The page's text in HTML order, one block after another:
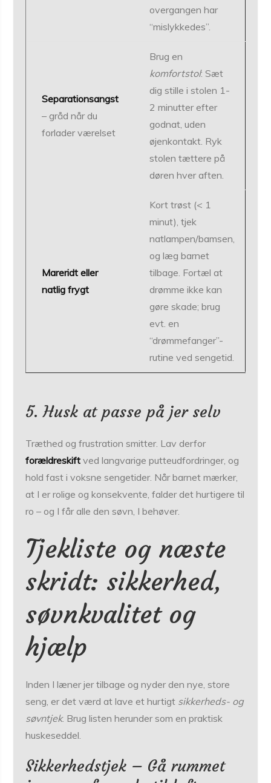
overgangen har
“mislykkedes”.
Separationsangst
– gråd når du
forlader værelset
Brug en
komfortstol: Sæt
dig stille i stolen 1-
2 minutter efter
godnat, uden
øjenkontakt. Ryk
stolen tættere på
døren hver aften.
Mareridt eller
natlig frygt
Kort trøst (< 1
minut), tjek
natlampen/bamsen,
og læg barnet
tilbage. Fortæl at
drømme ikke kan
gøre skade; brug
evt. en
“drømmefanger”-
rutine ved sengetid.
5. Husk at passe på jer selv
Træthed og frustration smitter. Lav derfor
forældreskift ved langvarige putteudfordringer, og
hold fast i voksne sengetider. Når barnet mærker,
at I er rolige og konsekvente, falder det hurtigere til
ro – og I får alle den søvn, I behøver.
Tjekliste og næste
skridt: sikkerhed,
søvnkvalitet og
hjælp
Inden I læner jer tilbage og nyder den nye, store
seng, er det værd at lave et hurtigt sikkerheds- og
søvntjek. Brug listen herunder som en praktisk
huskeseddel.
Sikkerhedstjek – Gå rummet